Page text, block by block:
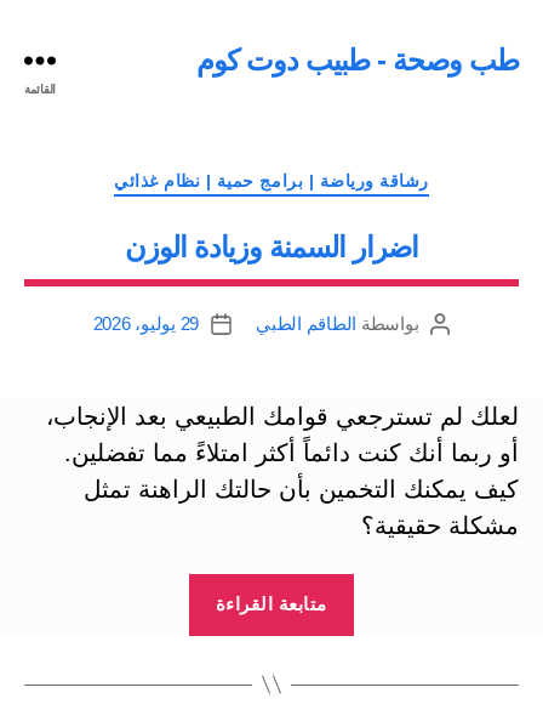
طب وصحة - طبيب دوت كوم
القائمة
التصنيفات
رشاقة ورياضة | برامج حمية | نظام غذائي
اضرار السمنة وزيادة الوزن
كاتببواسطة الطاقم الطبي
تاريخ
29 يوليو، 2026
لعلك لم تسترجعي قوامك الطبيعي بعد الإنجاب،
أو ربما أنك كنت دائماً أكثر امتلاءً مما تفضلين.
كيف يمكنك التخمين بأن حالتك الراهنة تمثل
مشكلة حقيقية؟
متابعة القراءة